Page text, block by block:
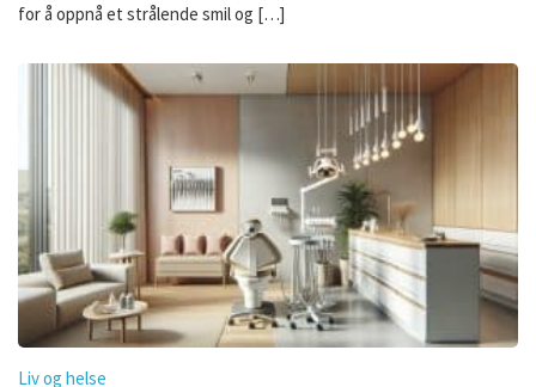
for å oppnå et strålende smil og […]
Liv og helse